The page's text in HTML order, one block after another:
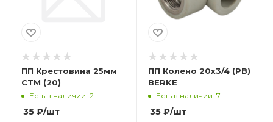
ПП Крестовина 25мм
СТМ (20)
Есть в наличии: 2
35 ₽/шт
ПП Колено 20х3/4 (РВ)
BERKE
Есть в наличии: 7
35₽/шт